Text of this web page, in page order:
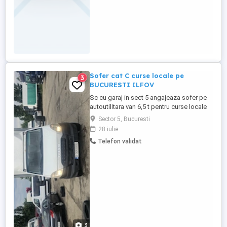
3
3
Sofer cat C curse locale pe
BUCURESTI ILFOV
Sc cu garaj in sect 5 angajeaza sofer pe
autoutilitara van 6,5 t pentru curse locale
program de lucru 8-17 de luni pina vineri
salariu net 4000 ron
Sector 5, Bucuresti
28 iulie
Telefon validat